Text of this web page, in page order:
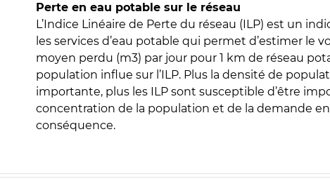
Perte en eau potable sur le réseau
L’Indice Linéaire de Perte du réseau (ILP) est un
les services d’eau potable qui permet d’estimer le
moyen perdu (m3) par jour pour 1 km de réseau
population influe sur l’ILP. Plus la densité de
importante, plus les ILP sont susceptible d’être
concentration de la population et de la demande
conséquence.